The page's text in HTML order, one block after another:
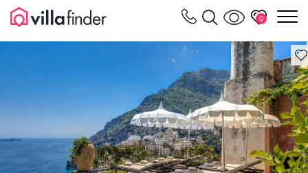
0
Vos paramètres de cookies